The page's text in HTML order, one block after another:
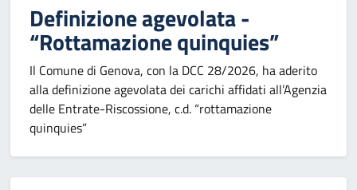
Definizione agevolata -
“Rottamazione quinquies”
Il Comune di Genova, con la DCC 28/2026, ha aderito
alla definizione agevolata dei carichi affidati all’Agenzia
delle Entrate-Riscossione, c.d. “rottamazione
quinquies”